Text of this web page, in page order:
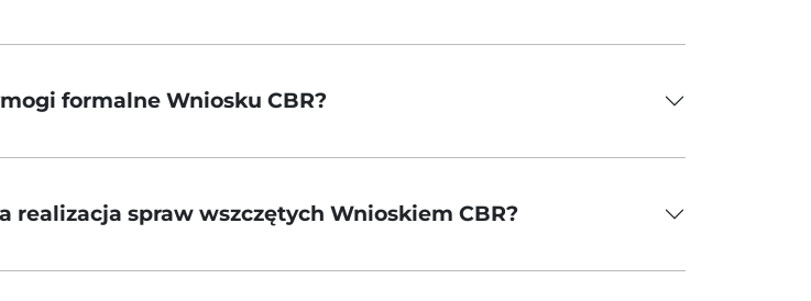
formalne Wniosku CBR?
realizacja spraw wszczętych Wnioskiem CBR?